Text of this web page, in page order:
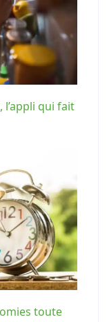
l’appli qui fait
toute